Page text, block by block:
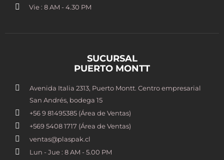
Vie : 8 AM - 4.30 PM
SUCURSAL
PUERTO MONTT
Avenida Italia 2313, Puerto Montt. Centro empresarial
San Andrés, bodega 15
+56 9 81495385 (Área de Ventas)
+569 5408 1717 (Área de Ventas)
ventas@plaspak.cl
Lun - Jue : 8 AM - 5.00 PM